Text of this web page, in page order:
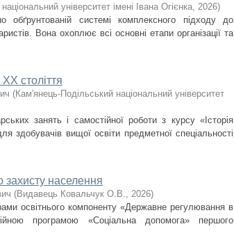
університет імені Івана Огієнка, 2026)
обґрунтованій системі комплексного підходу до
Вона охоплює всі основні етапи організації та
ХХ століття
(Кам'янець-Подільський національний університет
занять і самостійної роботи з курсу «Історія
здобувачів вищої освіти предметної спеціальності
захисту населення
(Видавець Ковальчук О.В., 2026)
освітнього компоненту «Державне регулювання в
програмою «Соціальна допомога» першого